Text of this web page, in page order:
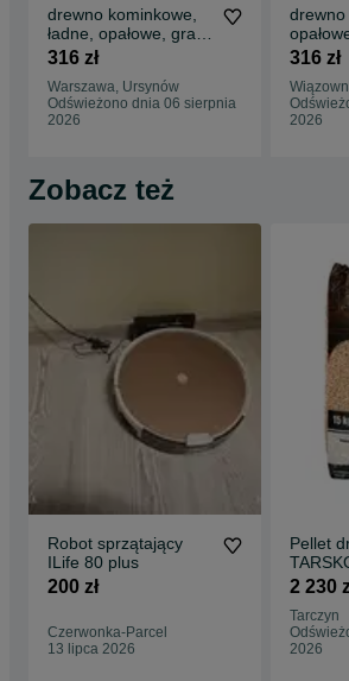
drewno kominkowe,
ładne, opałowe, grab,
brzoza, buk. dąb
316 zł
Warszawa, Ursynów
Odświeżono dnia 06 sierpnia
2026
drewno
brzoza,
316 zł
2026
Zobacz też
Robot sprzątający
ILife 80 plus
200 zł
Czerwonka-Parcel
13 lipca 2026
Pellet
wysoka
2 230
Tarczyn
2026